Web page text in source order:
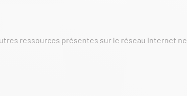
ressources présentes sur le réseau Internet ne